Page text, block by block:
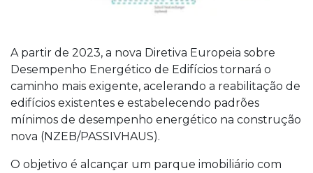
A partir de 2023, a nova Diretiva Europeia sobre
Desempenho Energético de Edifícios tornará o
caminho mais exigente, acelerando a reabilitação de
edifícios existentes e estabelecendo padrões
mínimos de desempenho energético na construção
nova (NZEB/PASSIVHAUS).
O objetivo é alcançar um parque imobiliário com